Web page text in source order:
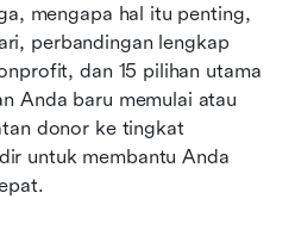
mengapa hal itu penting,
perbandingan lengkap
dan 15 pilihan utama
Anda baru memulai atau
donor ke tingkat
untuk membantu Anda